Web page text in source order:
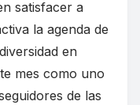
satisfacer a
la agenda de
en
mes como uno
de las